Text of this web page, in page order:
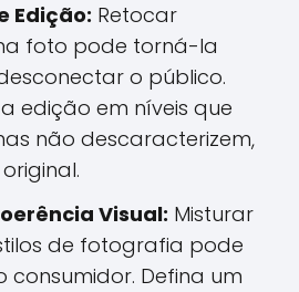
Edição: Retocar
foto pode torná-la
o público.
edição em níveis que
não descaracterizem,
Visual: Misturar
de fotografia pode
consumidor. Defina um